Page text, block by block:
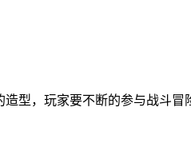
型，玩家要不断的参与战斗